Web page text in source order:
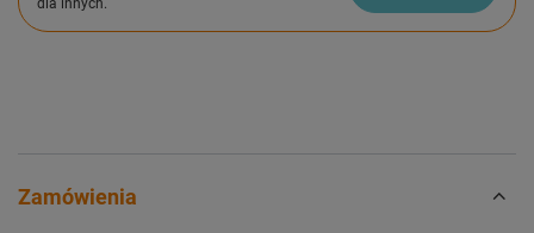
Zamówienia